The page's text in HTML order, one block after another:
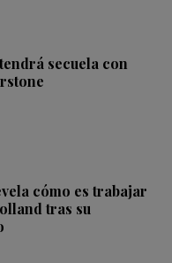
secuela con
cómo es trabajar
tras su